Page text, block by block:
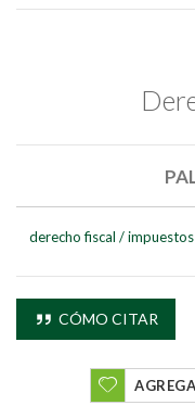
derecho fiscal /impuestos
CÓMO CITAR